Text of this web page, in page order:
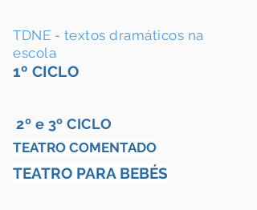
TDNE - textos dramáticos na
escola
1º CICLO
2º e 3º CICLO
TEATRO COMENTADO
TEATRO PARA BEBÉS